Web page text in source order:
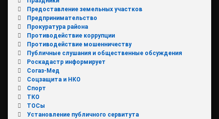
Предоставление земельных участков
Предпринимательство
Прокуратура района
Противодействие коррупции
Противодействие мошенничеству
Публичные слушания и общественные обсуждения
Роскадастр информирует
Согаз-Мед
Соцзащита и НКО
Спорт
ТКО
ТОСы
Установление публичного сервитута